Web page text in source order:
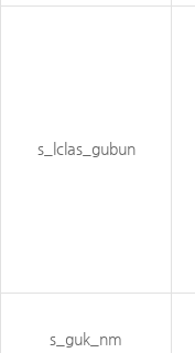
s_lclas_gubun
s_guk_nm